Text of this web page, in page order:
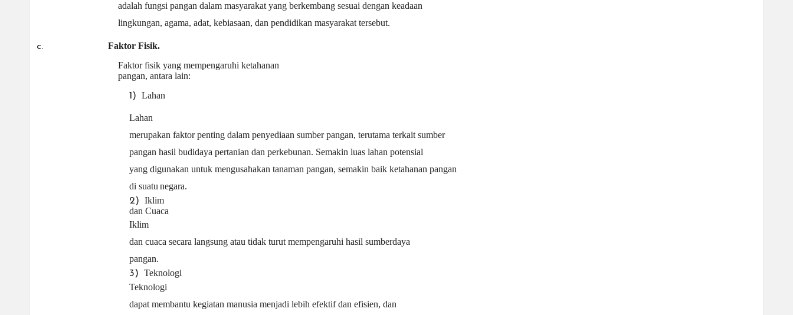
adalah fungsi pangan dalam masyarakat yang berkembang sesuai dengan keadaan
lingkungan, agama, adat, kebiasaan, dan pendidikan masyarakat tersebut.
c. Faktor Fisik.
Faktor fisik yang mempengaruhi ketahanan
pangan, antara lain:
1) Lahan
Lahan
merupakan faktor penting dalam penyediaan sumber pangan, terutama terkait sumber
pangan hasil budidaya pertanian dan perkebunan. Semakin luas lahan potensial
yang digunakan untuk mengusahakan tanaman pangan, semakin baik ketahanan pangan
di suatu negara.
2) Iklim
dan Cuaca
Iklim
dan cuaca secara langsung atau tidak turut mempengaruhi hasil sumberdaya
pangan.
3) Teknologi
Teknologi
dapat membantu kegiatan manusia menjadi lebih efektif dan efisien, dan